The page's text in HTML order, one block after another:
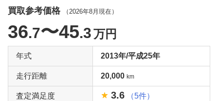
買取参考価格 （2026年8月 現在）
36.7〜45.3万円
年式 2013年/平成25年
走行距離 20,000 km
査定満足度 3.6 （5件）